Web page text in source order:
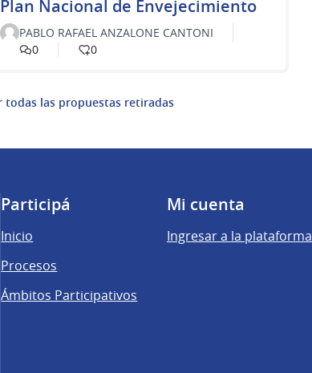
Plan Nacional de Envejecimiento
PABLO RAFAEL ANZALONE CANTONI
0
0
todas las propuestas retiradas
nueva)
Participá
Inicio
Procesos
Ámbitos Participativos
Mi cuenta
Ingresar a la plataforma